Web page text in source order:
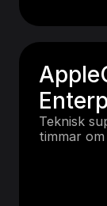
Teknisk
timmar